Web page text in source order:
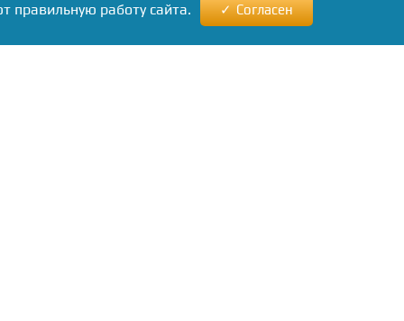
правильную работу сайта. Согласен